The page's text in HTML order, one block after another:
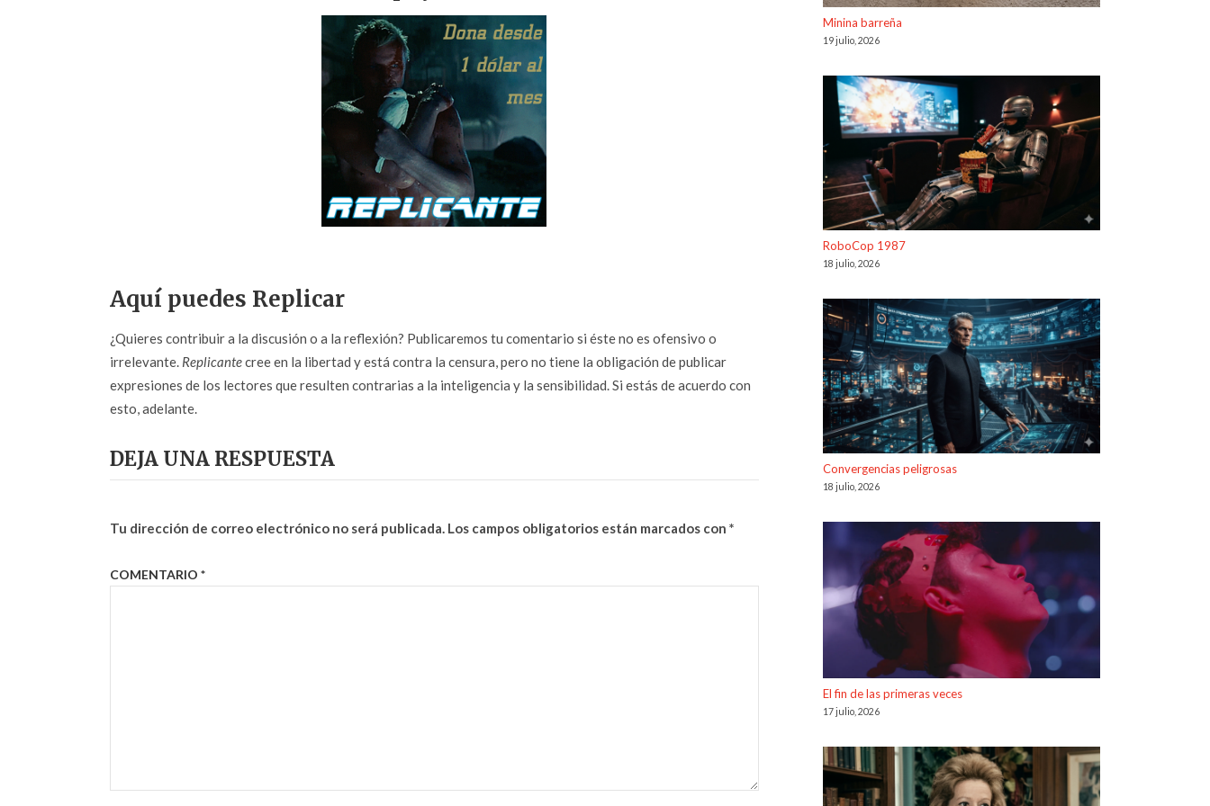
Aquí puedes Replicar
¿Quieres contribuir a la discusión o a la reflexión? Publicaremos tu comentario si éste no es ofensivo o
irrelevante. Replicantecree en la libertad y está contra la censura, pero no tiene la obligación de publicar
expresiones de los lectores que resulten contrarias a la inteligencia y la sensibilidad. Si estás de acuerdo con
esto, adelante.
DEJA UNA RESPUESTA
Tu dirección de correo electrónico no será publicada. Los campos obligatorios están marcados con *
COMENTARIO *
Minina barreña
19 julio, 2026
RoboCop 1987
18 julio, 2026
Convergencias peligrosas
18 julio, 2026
El fin de las primeras veces
17 julio, 2026